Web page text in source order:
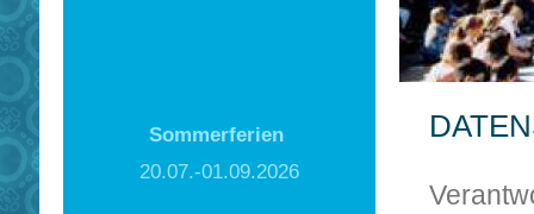
Sommerferien
20.07.-01.09.2026